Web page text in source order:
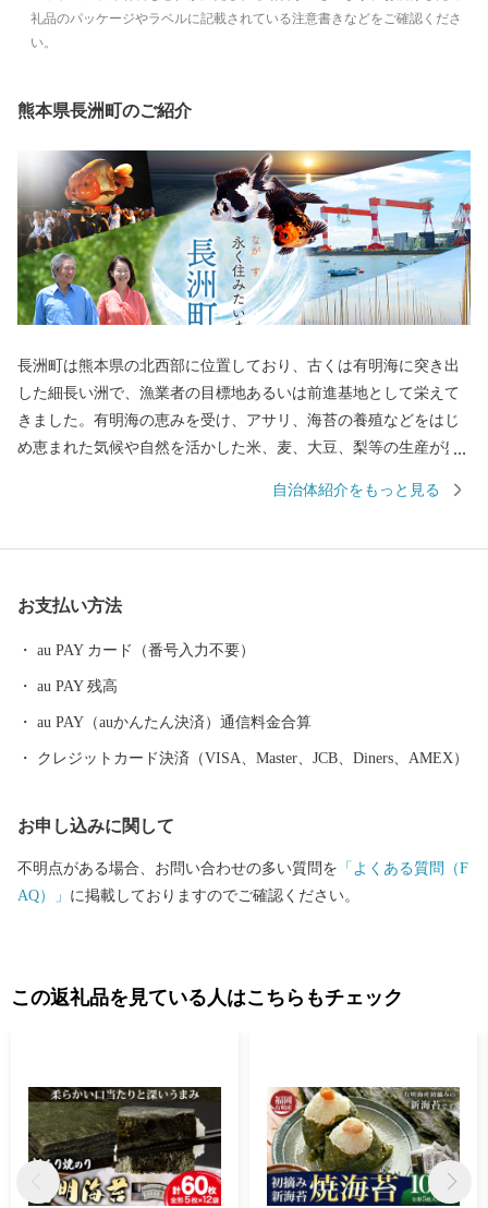
礼品のパッケージやラベルに記載されている注意書きなどをご確認くださ
い。
熊本県長洲町のご紹介
長洲町は熊本県の北西部に位置しており、古くは有明海に突き出
した細長い洲で、漁業者の目標地あるいは前進基地として栄えて
きました。有明海の恵みを受け、アサリ、海苔の養殖などをはじ
め恵まれた気候や自然を活かした米、麦、大豆、梨等の生産が盛
船やサッシ工場など多くの企業も進出し、豊かな自然と工業地帯
れ、おおくの賑わいを見せます。
自治体紹介をもっと見る
お支払い方法
au PAY カード（番号入力不要）
au PAY 残高
au PAY（auかんたん決済）通信料金合算
クレジットカード決済（VISA、Master、JCB、Diners、AMEX）
お申し込みに関して
不明点がある場合、お問い合わせの多い質問を 「よくある質問（F
AQ）」 に掲載しておりますのでご確認ください。
この返礼品を見ている人はこちらもチェック